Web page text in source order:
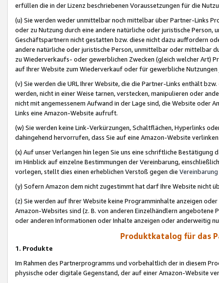
erfüllen die in der Lizenz beschriebenen Voraussetzungen für die
(u) Sie werden weder unmittelbar noch mittelbar über Partner-Links
oder zu Nutzung durch eine andere natürliche oder juristische
Geschäftspartnern nicht gestatten bzw. diese nicht dazu auffordern
andere natürliche oder juristische Person, unmittelbar oder mittelbar
zu Wiederverkaufs- oder gewerblichen Zwecken (gleich welcher Art)
auf Ihrer Website zum Wiederverkauf oder für gewerbliche
(v) Sie werden die URL Ihrer Website, die die Partner-Links enthält
werden, nicht in einer Weise tarnen, verstecken, manipulieren oder
nicht mit angemessenem Aufwand in der Lage sind, die Website oder
Links eine Amazon-Website aufruft.
(w) Sie werden keine Link-Verkürzungen, Schaltflächen, Hyperlinks
dahingehend hervorrufen, dass Sie auf eine Amazon-Website
(x) Auf unser Verlangen hin legen Sie uns eine schriftliche
im Hinblick auf einzelne Bestimmungen der Vereinbarung,
vorlegen, stellt dies einen erheblichen Verstoß gegen die Vereinbarung
(y) Sofern Amazon dem nicht zugestimmt hat darf Ihre Website nicht
(z) Sie werden auf Ihrer Website keine Programminhalte anzeigen
Amazon-Websites sind (z. B. von anderen Einzelhändlern
oder anderen Informationen oder Inhalte anzeigen oder anderweitig
Produktkatalog für das
1. Produkte
Im Rahmen des Partnerprogramms und vorbehaltlich der in diesem
physische oder digitale Gegenstand, der auf einer Amazon-Website